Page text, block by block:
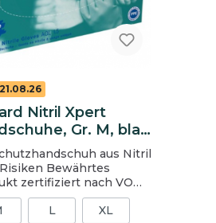
Nitril Xpert
Gr. M, blau,
aus Nitril
VO
geeignet
höhere
L XL